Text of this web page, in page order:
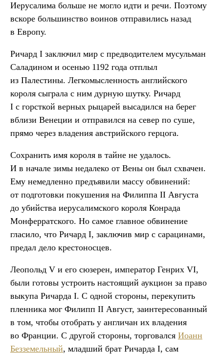
Иерусалима больше не могло идти и речи. Поэтому
вскоре большинство воинов отправились назад
в Европу.
Ричард I заключил мир с предводителем мусульман
Саладином и осенью 1192 года отплыл
из Палестины. Легкомысленность английского
короля сыграла с ним дурную шутку. Ричард
I с горсткой верных рыцарей высадился на берег
вблизи Венеции и отправился на север по суше,
прямо через владения австрийского герцога.
Сохранить имя короля в тайне не удалось.
И в начале зимы недалеко от Вены он был схвачен.
Ему немедленно предъявили массу обвинений:
от подготовки покушения на Филиппа II Августа
до убийства иерусалимского короля Конрада
Монферратского. Но самое главное обвинение
гласило, что Ричард I, заключив мир с сарацинами,
предал дело крестоносцев.
Леопольд V и его сюзерен, император Генрих VI,
были готовы устроить настоящий аукцион за право
выкупа Ричарда I. С одной стороны, перекупить
пленника мог Филипп II Август, заинтересованный
в том, чтобы отобрать у англичан их владения
во Франции. С другой стороны, торговался Иоанн
Безземельный, младший брат Ричарда I, сам